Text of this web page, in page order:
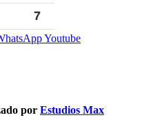
Youtube
por Estudios Max